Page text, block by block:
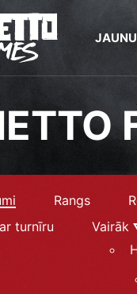
Rangs
turnīru
Vairāk